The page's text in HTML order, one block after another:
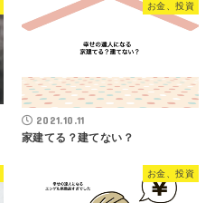
お金、投資
2021.10.11
家建てる？建てない？
お金、投資